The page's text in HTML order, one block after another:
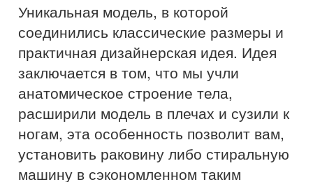
Уникальная модель, в которой
соединились классические размеры и
практичная дизайнерская идея. Идея
заключается в том, что мы учли
анатомическое строение тела,
расширили модель в плечах и сузили к
ногам, эта особенность позволит вам,
установить раковину либо стиральную
машину в сэкономленном таким